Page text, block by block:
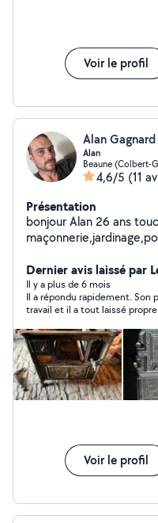
Voir le profil
Alan Gagnard
Alan
Beaune (Colbert-
4,6/5 (11
Présentation
bonjour Alan 26 ans
Dernier avis laissé par
Il y a plus de 6 mois
Il a répondu rapidement. Son
travail et il a tout laissé
Voir le profil